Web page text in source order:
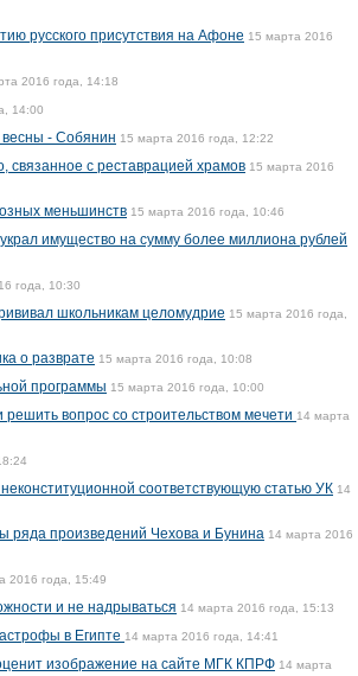
русского присутствия на Афоне 15 марта 2016
2016 года, 14:18
14:00
- Собянин 15 марта 2016 года, 12:22
связанное с реставрацией храмов 15 марта 2016
меньшинств 15 марта 2016 года, 10:46
имущество на сумму более миллиона рублей
года, 10:30
школьникам целомудрие 15 марта 2016 года,
о разврате 15 марта 2016 года, 10:08
программы 15 марта 2016 года, 10:00
решить вопрос со строительством мечети 14 марта
соответствующую статью УК 14
ряда произведений Чехова и Бунина 14 марта 2016
2016 года, 15:49
и не надрываться 14 марта 2016 года, 15:13
в Египте 14 марта 2016 года, 14:41
изображение на сайте МГК КПРФ 14 марта